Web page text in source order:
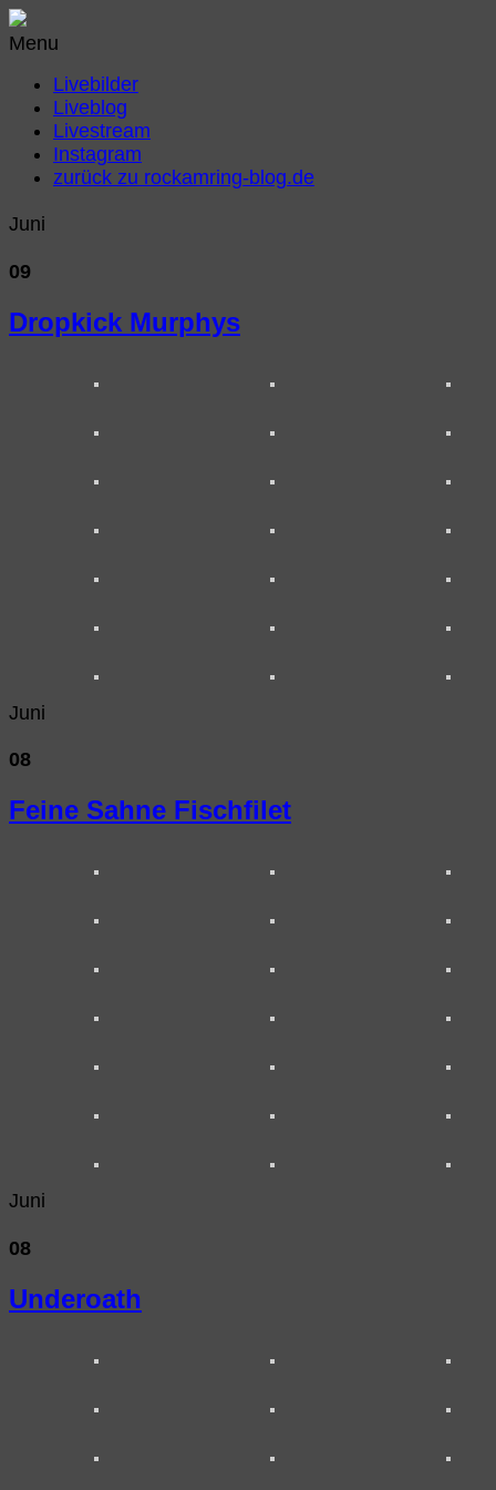
Menu
Livebilder
Liveblog
Livestream
Instagram
zurück zu rockamring-blog.de
Juni
09
Dropkick Murphys
Juni
08
Feine Sahne Fischfilet
Juni
08
Underoath